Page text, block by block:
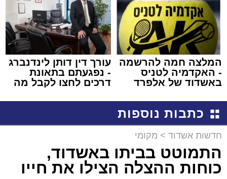
המלצה חמה להרשמה
- האקדמיה לטניס
באשדוד של אלפרד
עורך דין דותן לינדנברג
- נפגעתם בתאונת
דרכים לחצו לקבל מה
כתבות נוספות
חדשות אשדוד > מקומי
התמוטט בביתו באשדוד,
כוחות ההצלה הצילו את חייו